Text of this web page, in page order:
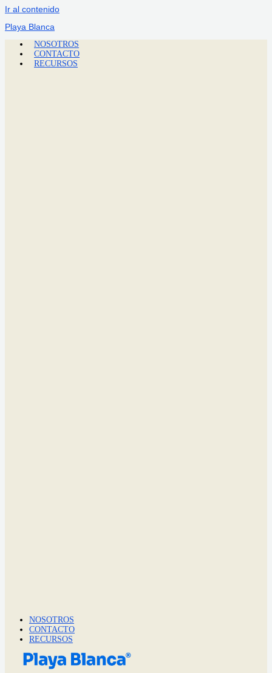
Ir al contenido
Playa Blanca
NOSOTROS
CONTACTO
RECURSOS
NOSOTROS
CONTACTO
RECURSOS